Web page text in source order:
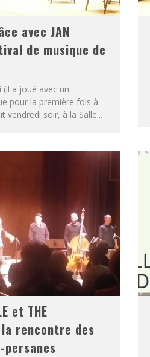
avec JAN
de musique de
(il a joué avec un
pour la première fois à
vendredi soir, à la Salle...
et THE
la rencontre des
persanes